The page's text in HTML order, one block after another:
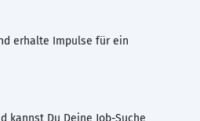
erhalte Impulse für ein
kannst Du Deine Job-Suche